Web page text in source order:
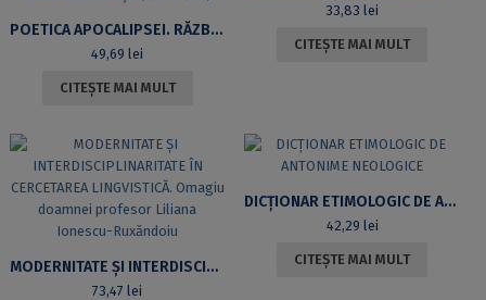
POETICA APOCALIPSEI. RĂZBOIUL CULTURAL ÎN REVISTELE LITERARE ROMÂNEȘTI (1944-1947)
49,69 lei
CITEȘTE MAI MULT
33,83 lei
CITEȘTE MAI MULT
MODERNITATE ȘI INTERDISCIPLINARITATE ÎN CERCETAREA LINGVISTICĂ. OMAGIU DOAMNEI PROFESOR LILIANA IONESCU-RUXĂNDOIU
73,47 lei
DICȚIONAR ETIMOLOGIC DE ANTONIME NEOLOGICE
42,29 lei
CITEȘTE MAI MULT